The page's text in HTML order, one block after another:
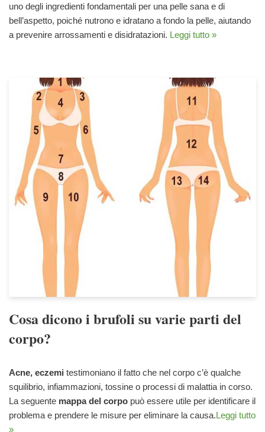
uno degli ingredienti fondamentali per una pelle sana e di
bell’aspetto, poiché nutrono e idratano a fondo la pelle, aiutando
a prevenire arrossamenti e disidratazioni. Leggi tutto »
Cosa dicono i brufoli su varie parti del
corpo?
Acne, eczemi testimoniano il fatto che nel corpo c’è qualche
squilibrio, infiammazioni, tossine o processi di malattia in corso.
La seguente mappa del corpo può essere utile per identificare il
problema e prendere le misure per eliminare la causa.Leggi tutto
»